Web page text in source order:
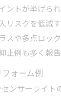
ントが挙げら
リスクを低減
スや多点ロッ
止例も多く報告
ォーム例
ンサーライト